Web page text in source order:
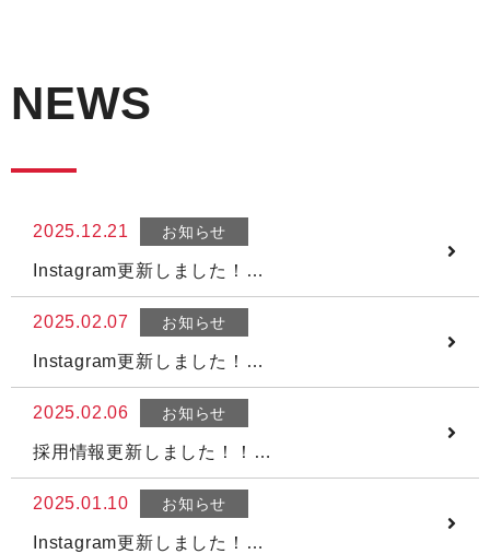
NEWS
2025.12.21 お知らせ
Instagram更新しました！…
2025.02.07 お知らせ
Instagram更新しました！…
2025.02.06 お知らせ
採用情報更新しました！！…
2025.01.10 お知らせ
Instagram更新しました！…